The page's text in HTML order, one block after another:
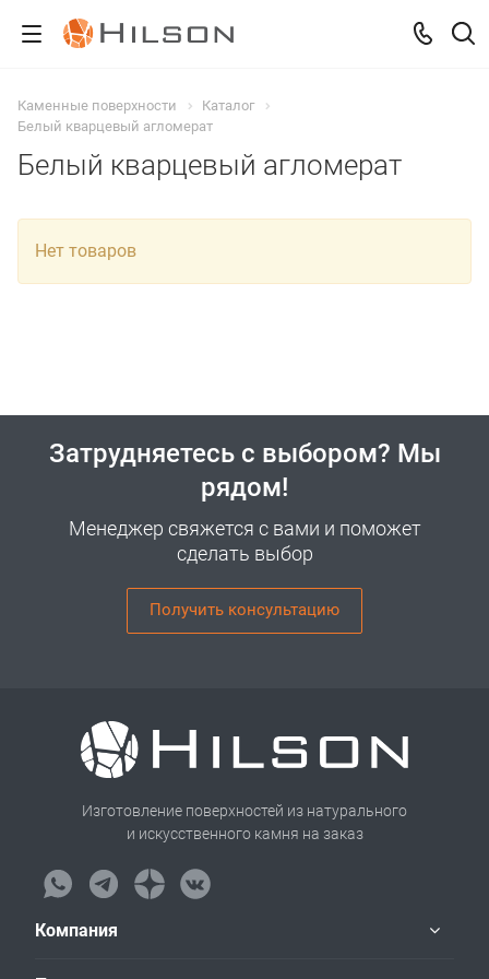
Каменные поверхности
Каталог
Белый кварцевый агломерат
Белый кварцевый агломерат
Нет товаров
Затрудняетесь с выбором? Мы
рядом!
Менеджер свяжется с вами и поможет
сделать выбор
Получить консультацию
Изготовление поверхностей из натурального
и искусственного камня на заказ
Компания